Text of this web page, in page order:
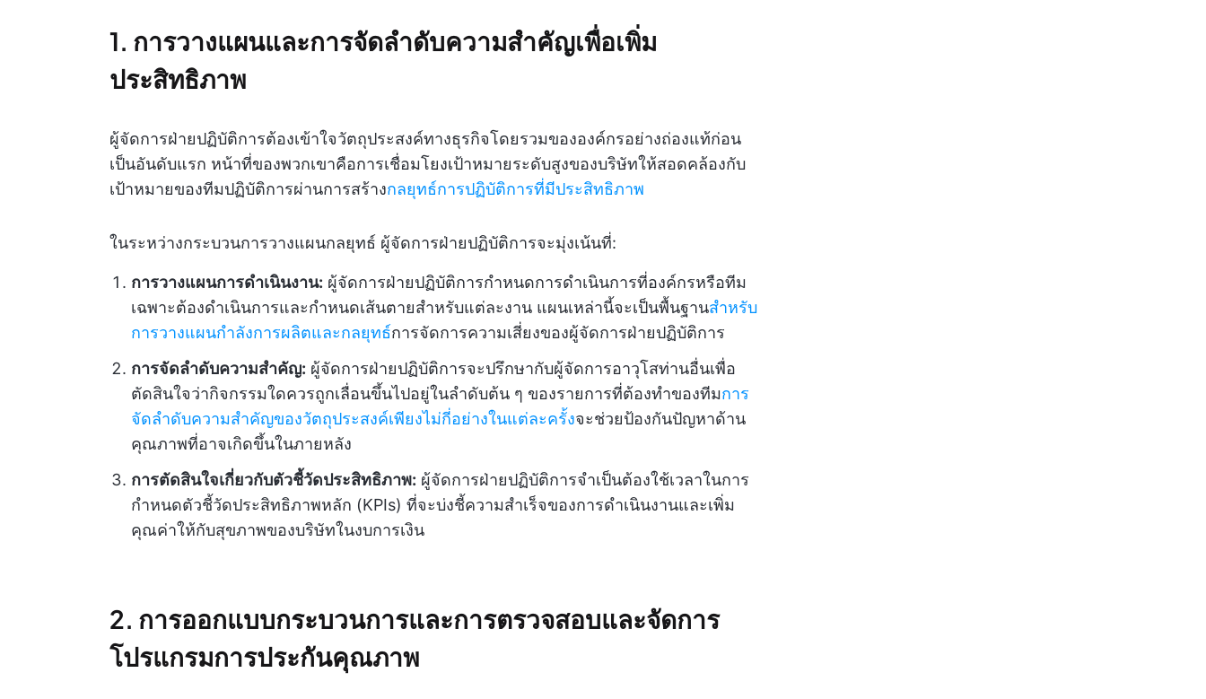
1. การวางแผนและการจัดลำดับความสำคัญเพื่อเพิ่ม
ประสิทธิภาพ
ผู้จัดการฝ่ายปฏิบัติการต้องเข้าใจวัตถุประสงค์ทางธุรกิจโดยรวมขององค์กรอย่างถ่องแท้ก่อน
เป็นอันดับแรก หน้าที่ของพวกเขาคือการเชื่อมโยงเป้าหมายระดับสูงของบริษัทให้สอดคล้องกับ
เป้าหมายของทีมปฏิบัติการผ่านการสร้างกลยุทธ์การปฏิบัติการที่มีประสิทธิภาพ
ในระหว่างกระบวนการวางแผนกลยุทธ์ ผู้จัดการฝ่ายปฏิบัติการจะมุ่งเน้นที่:
การวางแผนการดำเนินงาน: ผู้จัดการฝ่ายปฏิบัติการกำหนดการดำเนินการที่องค์กรหรือทีม
เฉพาะต้องดำเนินการและกำหนดเส้นตายสำหรับแต่ละงาน แผนเหล่านี้จะเป็นพื้นฐานสำหรับ
การวางแผนกำลังการผลิตและกลยุทธ์การจัดการความเสี่ยงของผู้จัดการฝ่ายปฏิบัติการ
การจัดลำดับความสำคัญ: ผู้จัดการฝ่ายปฏิบัติการจะปรึกษากับผู้จัดการอาวุโสท่านอื่นเพื่อ
ตัดสินใจว่ากิจกรรมใดควรถูกเลื่อนขึ้นไปอยู่ในลำดับต้น ๆ ของรายการที่ต้องทำของทีมการ
จัดลำดับความสำคัญของวัตถุประสงค์เพียงไม่กี่อย่างในแต่ละครั้งจะช่วยป้องกันปัญหาด้าน
คุณภาพที่อาจเกิดขึ้นในภายหลัง
การตัดสินใจเกี่ยวกับตัวชี้วัดประสิทธิภาพ: ผู้จัดการฝ่ายปฏิบัติการจำเป็นต้องใช้เวลาในการ
กำหนดตัวชี้วัดประสิทธิภาพหลัก (KPIs) ที่จะบ่งชี้ความสำเร็จของการดำเนินงานและเพิ่ม
คุณค่าให้กับสุขภาพของบริษัทในงบการเงิน
2. การออกแบบกระบวนการและการตรวจสอบและจัดการ
โปรแกรมการประกันคุณภาพ